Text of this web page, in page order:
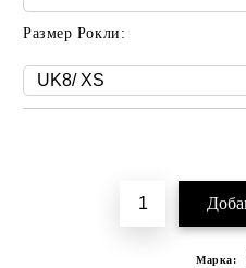
Размер Рокли:
Марка: